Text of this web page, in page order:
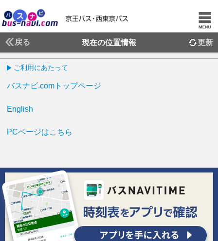
戻る 現在の位置情報 更新
ご利用にあたって
バスナビ.comトップページ
English
PCページはこちら